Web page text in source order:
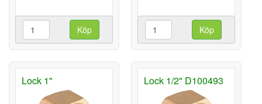
Köp Köp
Lock 1" Lock 1/2" D100493